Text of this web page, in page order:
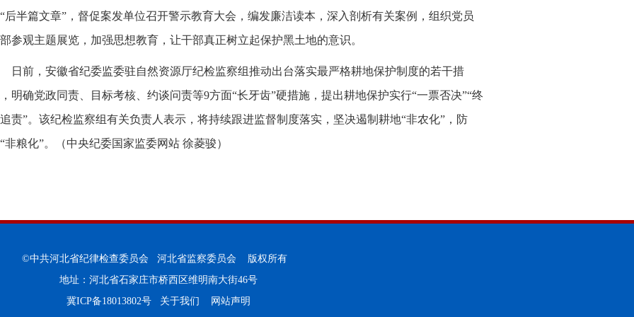
后半篇文章”，督促案发单位召开警示教育大会，编发廉洁读本，深入剖析有关案例，组织党员
参观主题展览，加强思想教育，让干部真正树立起保护黑土地的意识。
日前，安徽省纪委监委驻自然资源厅纪检监察组推动出台落实最严格耕地保护制度的若干措
明确党政同责、目标考核、约谈问责等9方面“长牙齿”硬措施，提出耕地保护实行“一票否决”“终
责”。该纪检监察组有关负责人表示，将持续跟进监督制度落实，坚决遏制耕地“非农化”，防
非粮化”。（中央纪委国家监委网站 徐菱骏）
©中共河北省纪律检查委员会 河北省监察委员会 版权所有
地址：河北省石家庄市桥西区维明南大街46号
冀ICP备18013802号
关于我们 网站声明